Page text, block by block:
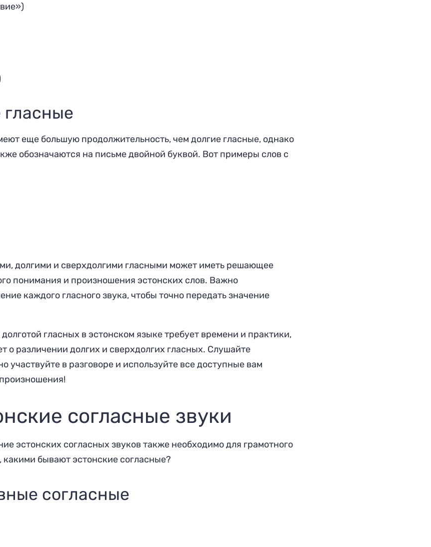
гласные
еще большую продолжительность, чем долгие гласные, однако
обозначаются на письме двойной буквой. Вот примеры слов с
долгими и сверхдолгими гласными может иметь решающее
понимания и произношения эстонских слов. Важно
каждого гласного звука, чтобы точно передать значение
гласных в эстонском языке требует времени и практики,
о различении долгих и сверхдолгих гласных. Слушайте
участвуйте в разговоре и используйте все доступные вам
согласные звуки
эстонских согласных звуков также необходимо для грамотного
бывают эстонские согласные?
согласные